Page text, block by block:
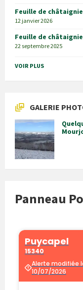
Feuille de
12 janvier 2026
Feuille de
22 septembre 2025
VOIR PLUS
GALERIE
Panneau